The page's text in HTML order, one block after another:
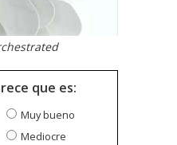
que es:
Muy bueno
Mediocre